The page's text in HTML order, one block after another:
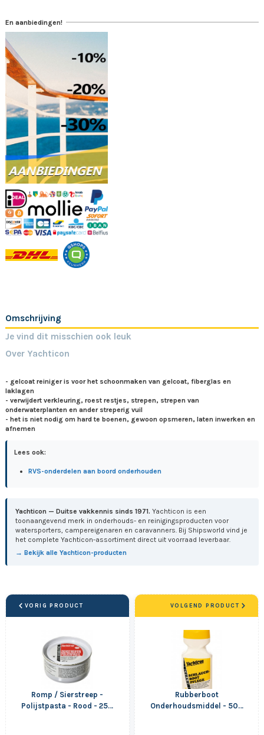
En aanbiedingen!
Omschrijving
Je vind dit misschien ook leuk
Over Yachticon
- gelcoat reiniger is voor het schoonmaken van gelcoat, fiberglas en
laklagen
- verwijdert verkleuring, roest restjes, strepen, strepen van
onderwaterplanten en ander streperig vuil
- het is niet nodig om hard te boenen, gewoon opsmeren, laten inwerken en
afnemen
Lees ook:
RVS-onderdelen aan boord onderhouden
Yachticon — Duitse vakkennis sinds 1971. Yachticon is een
toonaangevend merk in onderhouds- en reinigingsproducten voor
watersporters, campereigenaren en caravanners. Bij Shipsworld vind je
het complete Yachticon-assortiment direct uit voorraad leverbaar.
→ Bekijk alle Yachticon-producten
VORIG PRODUCT
Romp / Sierstreep -
Polijstpasta - Rood - 250
Rubberboot
Onderhoudsmiddel - 500
VOLGEND PRODUCT